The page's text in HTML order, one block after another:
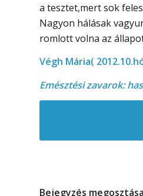
a tesztet,mert sok
Nagyon hálásak
romlott volna az
Végh Mária(
Emésztési zavarok:
Bejegyzés megosztása